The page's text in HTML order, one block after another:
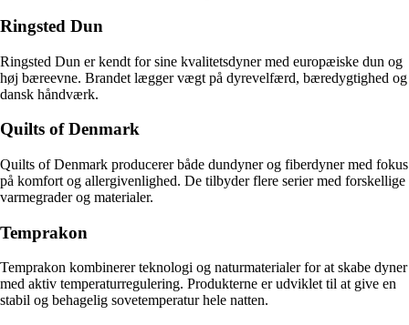
Ringsted Dun
Ringsted Dun er kendt for sine kvalitetsdyner med europæiske dun og
høj bæreevne. Brandet lægger vægt på dyrevelfærd, bæredygtighed og
dansk håndværk.
Quilts of Denmark
Quilts of Denmark producerer både dundyner og fiberdyner med fokus
på komfort og allergivenlighed. De tilbyder flere serier med forskellige
varmegrader og materialer.
Temprakon
Temprakon kombinerer teknologi og naturmaterialer for at skabe dyner
med aktiv temperaturregulering. Produkterne er udviklet til at give en
stabil og behagelig sovetemperatur hele natten.